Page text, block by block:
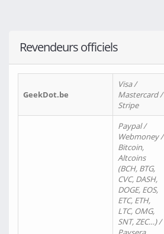
Revendeurs officiels
GeekDot.be
Visa /
Mastercard /
Stripe
Paypal /
Webmoney /
Bitcoin,
Altcoins
(BCH, BTG,
CVC, DASH,
DOGE, EOS,
ETC, ETH,
LTC, OMG,
SNT, ZEC…) /